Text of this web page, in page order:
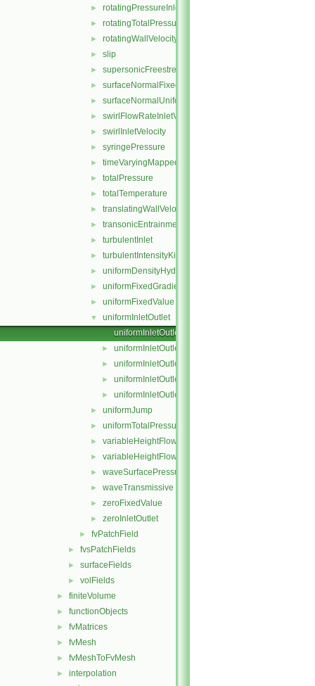
► rotatingPressureInletOutletVelocity
► rotatingTotalPressure
► rotatingWallVelocity
► slip
► supersonicFreestream
► surfaceNormalFixedValue
► surfaceNormalUniformFixedValue
► swirlFlowRateInletVelocity
► swirlInletVelocity
► syringePressure
► timeVaryingMappedFixedValue
► totalPressure
► totalTemperature
► translatingWallVelocity
► transonicEntrainmentPressure
► turbulentInlet
► turbulentIntensityKineticEnergyInlet
► uniformDensityHydrostaticPressure
► uniformFixedGradient
► uniformFixedValue
▼
uniformInletOutlet
uniformInletOutletFvPatchField.C
► uniformInletOutletFvPatchField.H
► uniformInletOutletFvPatchFields.C
► uniformInletOutletFvPatchFields.H
► uniformInletOutletFvPatchFieldsFwd.H
► uniformJump
► uniformTotalPressure
► variableHeightFlowRate
► variableHeightFlowRateInletVelocity
► waveSurfacePressure
► waveTransmissive
► zeroFixedValue
► zeroInletOutlet
► fvPatchField
► fvsPatchFields
► surfaceFields
► volFields
► finiteVolume
► functionObjects
► fvMatrices
► fvMesh
► fvMeshToFvMesh
► interpolation